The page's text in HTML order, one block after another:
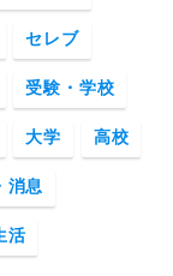
セレブ
受験・学校
大学 高校
消息
活